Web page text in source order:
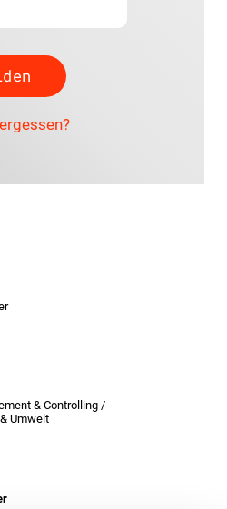
& Controlling /
Umwelt